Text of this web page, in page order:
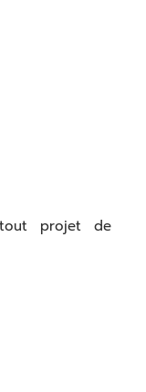
tout projet de